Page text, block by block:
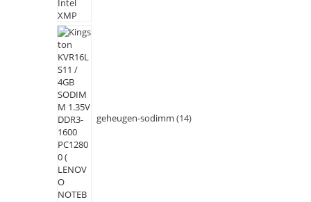
geheugen-sodimm 14